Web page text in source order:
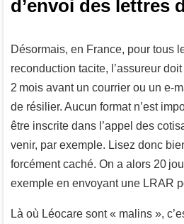
d’envoi des lettres
Désormais, en France, pour tous
reconduction tacite, l’assureur
2 mois avant un courrier ou un e-
de résilier. Aucun format n’est
être inscrite dans l’appel des
venir, par exemple. Lisez donc
forcément caché. On a alors 20
exemple en envoyant une LRAR
Là où Léocare sont « malins »,